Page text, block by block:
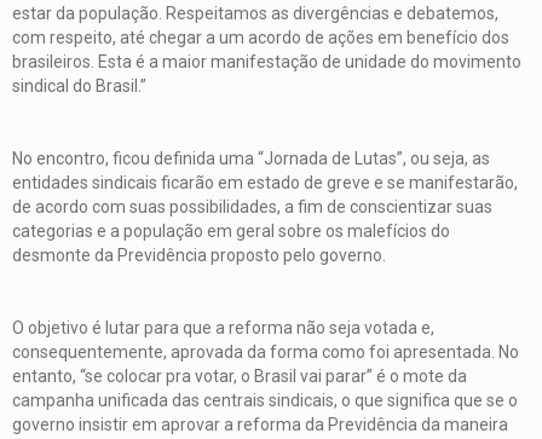
estar da população. Respeitamos as divergências e debatemos,
com respeito, até chegar a um acordo de ações em benefício dos
brasileiros. Esta é a maior manifestação de unidade do movimento
sindical do Brasil.”
No encontro, ficou definida uma “Jornada de Lutas”, ou seja, as
entidades sindicais ficarão em estado de greve e se manifestarão,
de acordo com suas possibilidades, a fim de conscientizar suas
categorias e a população em geral sobre os malefícios do
desmonte da Previdência proposto pelo governo.
O objetivo é lutar para que a reforma não seja votada e,
consequentemente, aprovada da forma como foi apresentada. No
entanto, “se colocar pra votar, o Brasil vai parar” é o mote da
campanha unificada das centrais sindicais, o que significa que se o
governo insistir em aprovar a reforma da Previdência da maneira